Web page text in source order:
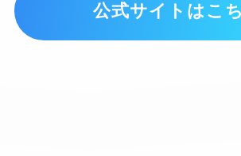
公式サイトはこ